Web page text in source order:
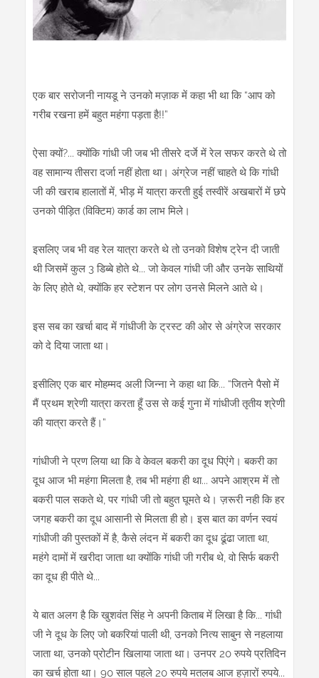
एक बार सरोजनी नायडू ने उनको मज़ाक में कहा भी था कि “आप को
गरीब रखना हमें बहुत महंगा पड़ता है!!”
ऐसा क्यों?... क्योंकि गांधी जी जब भी तीसरे दर्जे में रेल सफर करते थे तो
वह सामान्य तीसरा दर्जा नहीं होता था। अंग्रेज नहीं चाहते थे कि गांधी
जी की खराब हालातों में, भीड़ में यात्रा करती हुई तस्वीरें अखबारों में छपे
उनको पीड़ित (विक्टिम) कार्ड का लाभ मिले।
इसलिए जब भी वह रेल यात्रा करते थे तो उनको विशेष ट्रेन दी जाती
थी जिसमें कुल 3 डिब्बे होते थे... जो केवल गांधी जी और उनके साथियों
के लिए होते थे, क्योंकि हर स्टेशन पर लोग उनसे मिलने आते थे।
इस सब का खर्चा बाद में गांधीजी के ट्रस्ट की ओर से अंग्रेज सरकार
को दे दिया जाता था।
इसीलिए एक बार मोहम्मद अली जिन्ना ने कहा था कि... “जितने पैसो में
मैं प्रथम श्रेणी यात्रा करता हूँ उस से कई गुना में गांधीजी तृतीय श्रेणी
की यात्रा करते हैं।”
गांधीजी ने प्रण लिया था कि वे केवल बकरी का दूध पिएंगे। बकरी का
दूध आज भी महंगा मिलता है, तब भी महंगा ही था... अपने आश्रम में तो
बकरी पाल सकते थे, पर गांधी जी तो बहुत घूमते थे। ज़रूरी नही कि हर
जगह बकरी का दूध आसानी से मिलता ही हो। इस बात का वर्णन स्वयं
गांधीजी की पुस्तकों में है, कैसे लंदन में बकरी का दूध ढूंढा जाता था,
महंगे दामों में खरीदा जाता था क्योंकि गांधी जी गरीब थे, वो सिर्फ बकरी
का दूध ही पीते थे...
ये बात अलग है कि खुशवंत सिंह ने अपनी किताब में लिखा है कि... गांधी
जी ने दूध के लिए जो बकरियां पाली थी, उनको नित्य साबुन से नहलाया
जाता था, उनको प्रोटीन खिलाया जाता था। उनपर 20 रुपये प्रतिदिन
का खर्च होता था। 90 साल पहले 20 रुपये मतलब आज हज़ारों रुपये...